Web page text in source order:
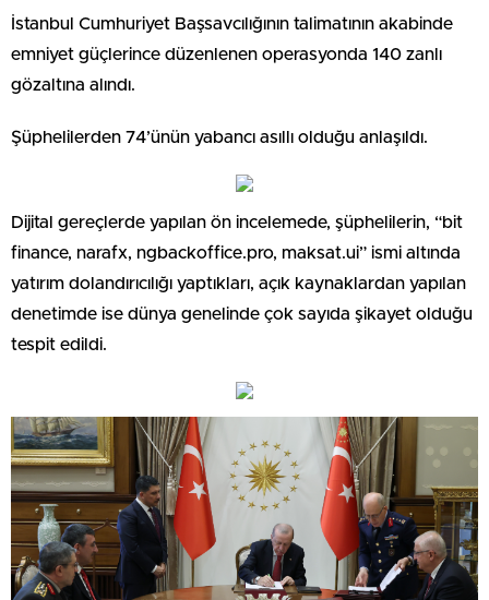
İstanbul Cumhuriyet Başsavcılığının talimatının akabinde
emniyet güçlerince düzenlenen operasyonda 140 zanlı
gözaltına alındı.
Şüphelilerden 74’ünün yabancı asıllı olduğu anlaşıldı.
Dijital gereçlerde yapılan ön incelemede, şüphelilerin, “bit
finance, narafx, ngbackoffice.pro, maksat.ui” ismi altında
yatırım dolandırıcılığı yaptıkları, açık kaynaklardan yapılan
denetimde ise dünya genelinde çok sayıda şikayet olduğu
tespit edildi.